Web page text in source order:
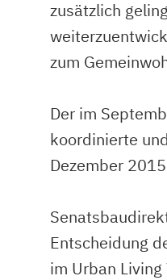
zusätzlich
zum
Der im
koordinierte
Dezember
Entscheidung
im Urban